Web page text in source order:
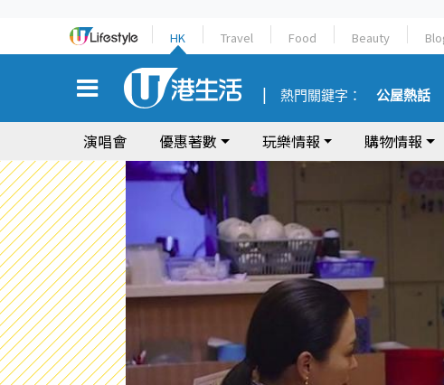
HK Travel Food Beauty
熱門關鍵字： 公屋熱話
演唱會 優惠著數 玩樂情報 購物情報